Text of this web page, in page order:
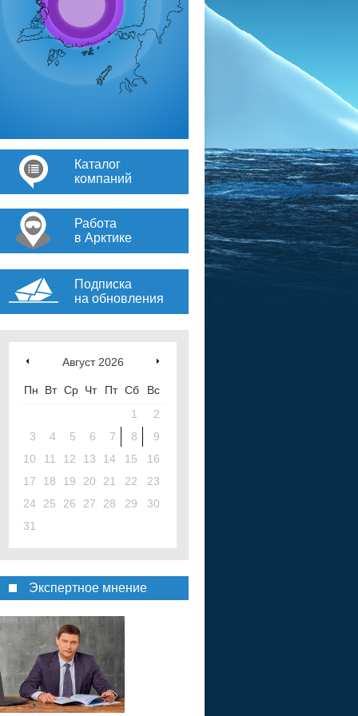
Каталог
компаний
Работа
в Арктике
Подписка
на обновления
Август 2026
Пн Вт Ср Чт Пт Сб
Вс
1
2
3
4 5 6 7 8
9
10
11 12 13 14 15
16
17
18 19 20 21 22
23
24
25 26 27 28 29
30
31
Экспертное мнение